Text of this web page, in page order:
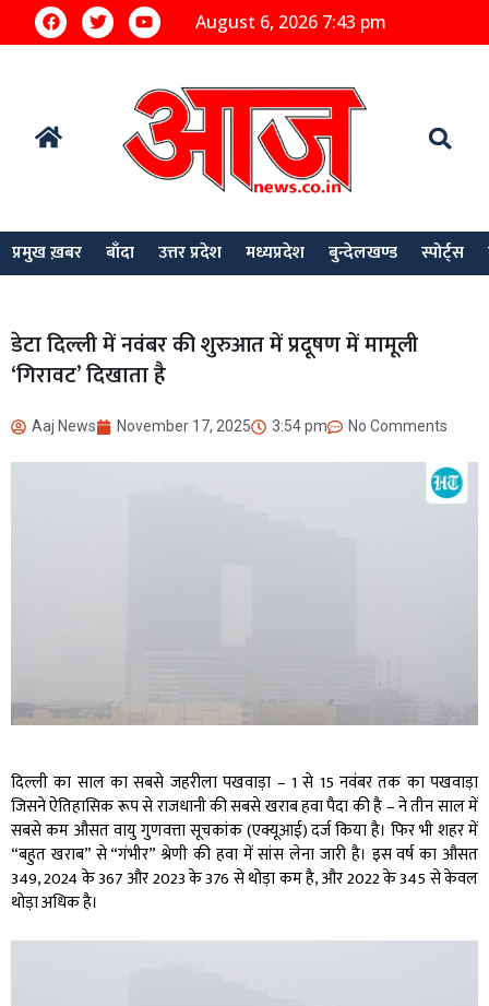
August 6, 2026 7:43 pm
प्रमुख ख़बर बाँदा उत्तर प्रदेश मध्यप्रदेश बुन्देलखण्ड स्पोर्ट्स
डेटा दिल्ली में नवंबर की शुरुआत में प्रदूषण में मामूली
‘गिरावट’ दिखाता है
Aaj News November 17, 2025 3:54 pm No Comments
दिल्ली का साल का सबसे जहरीला पखवाड़ा – 1 से 15 नवंबर तक का पखवाड़ा
जिसने ऐतिहासिक रूप से राजधानी की सबसे खराब हवा पैदा की है – ने तीन साल में
सबसे कम औसत वायु गुणवत्ता सूचकांक (एक्यूआई) दर्ज किया है। फिर भी शहर में
“बहुत खराब” से “गंभीर” श्रेणी की हवा में सांस लेना जारी है। इस वर्ष का औसत
349, 2024 के 367 और 2023 के 376 से थोड़ा कम है, और 2022 के 345 से केवल
थोड़ा अधिक है।